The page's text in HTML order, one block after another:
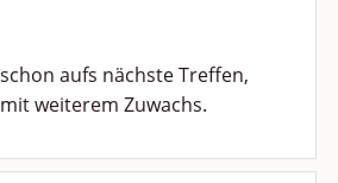
aufs nächste Treffen,
weiterem Zuwachs.